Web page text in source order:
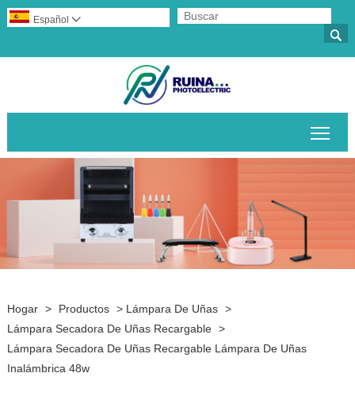

Español 
Hogar > Productos > Lámpara De Uñas >
Lámpara Secadora De Uñas Recargable >
Lámpara Secadora De Uñas Recargable Lámpara De Uñas
Inalámbrica 48w